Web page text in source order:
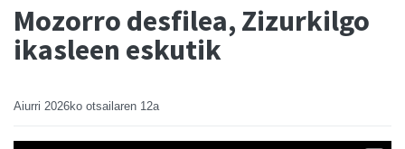
Mozorro desfilea, Zizurkilgo
ikasleen eskutik
Aiurri 2026ko otsailaren 12a